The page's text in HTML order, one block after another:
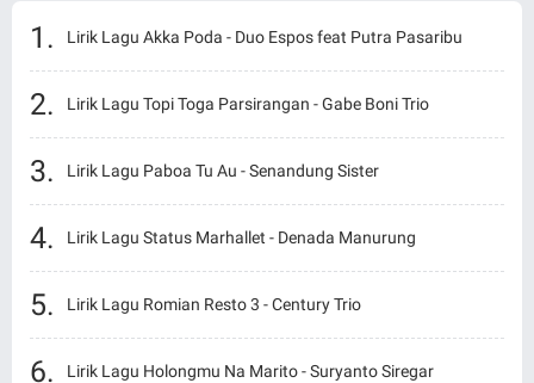
Lirik Lagu Akka Poda - Duo Espos feat Putra Pasaribu
Lirik Lagu Topi Toga Parsirangan - Gabe Boni Trio
Lirik Lagu Paboa Tu Au - Senandung Sister
Lirik Lagu Status Marhallet - Denada Manurung
Lirik Lagu Romian Resto 3 - Century Trio
Lirik Lagu Holongmu Na Marito - Suryanto Siregar